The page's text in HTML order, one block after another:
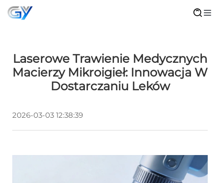
Laserowe Trawienie Medycznych
Macierzy Mikroigieł: Innowacja W
Dostarczaniu Leków
2026-03-03 12:38:39